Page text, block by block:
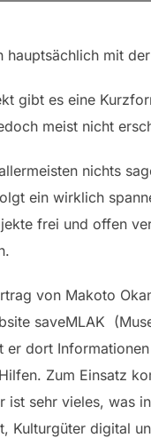
mit
gibt es eine
meist nicht
nichts
ein wirklich
frei und offen
von Makoto
saveMLAK
dort
Zum Einsatz
sehr vieles, was
Kulturgüter digital